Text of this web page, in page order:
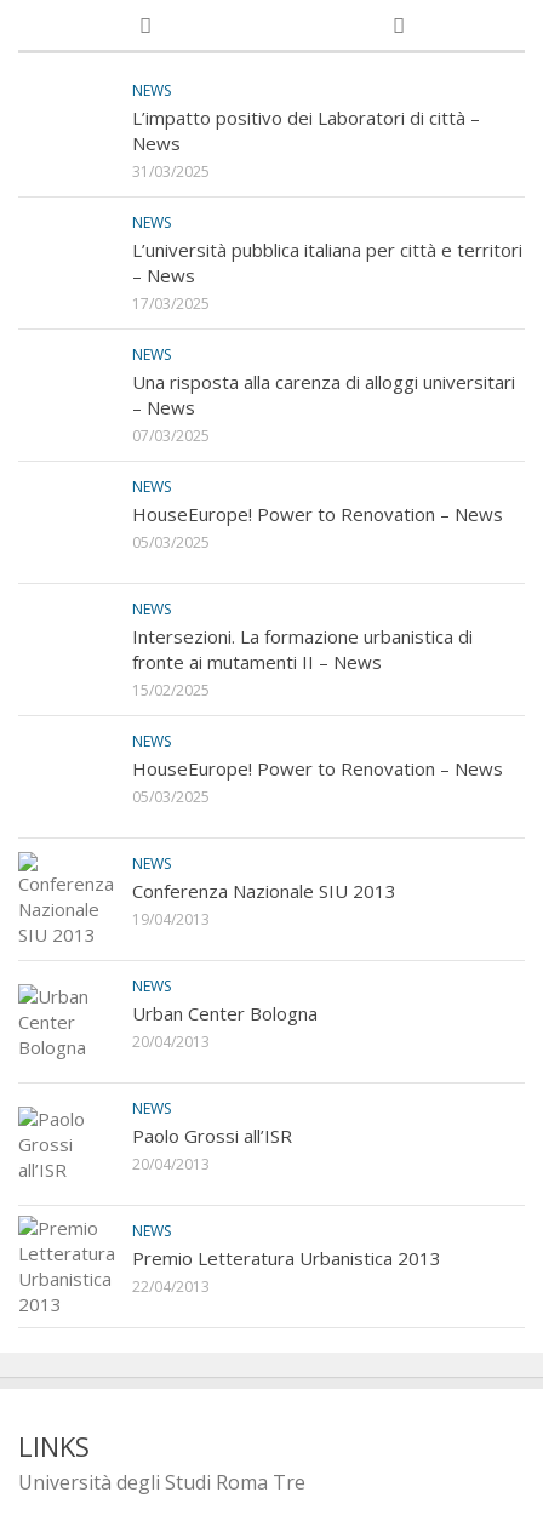
NEWS
L’impatto positivo dei Laboratori di città –
News
31/03/2025
NEWS
L’università pubblica italiana per città e territori
– News
17/03/2025
NEWS
Una risposta alla carenza di alloggi universitari
– News
07/03/2025
NEWS
HouseEurope! Power to Renovation – News
05/03/2025
NEWS
Intersezioni. La formazione urbanistica di
fronte ai mutamenti II – News
15/02/2025
NEWS
HouseEurope! Power to Renovation – News
05/03/2025
NEWS
Conferenza Nazionale SIU 2013
19/04/2013
NEWS
Urban Center Bologna
20/04/2013
NEWS
Paolo Grossi all’ISR
20/04/2013
NEWS
Premio Letteratura Urbanistica 2013
22/04/2013
LINKS
Università degli Studi Roma Tre